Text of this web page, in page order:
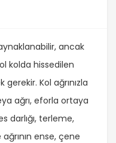
ancak
kolda hissedilen
Kol ağrınızla
ağrı, eforla ortaya
darlığı, terleme,
ense, çene